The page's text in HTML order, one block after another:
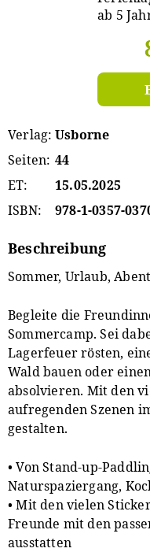
Verlag Usborne
Seiten 44
ET
15.05.2025
ISBN
978-1-0357-
Beschreibung
Sommer, Urlaub,
Begleite die
Sommercamp. Sei
Lagerfeuer rösten,
Wald bauen oder
absolvieren. Mit den
aufregenden Szenen
gestalten.
• Von Stand-up-
Naturspaziergang,
• Mit den vielen
Freunde mit den
ausstatten